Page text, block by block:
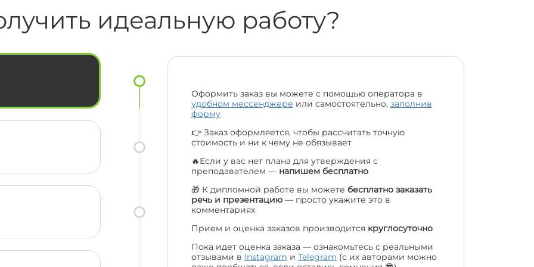
величезна подяка. Ціни порівняно з
іншими взагалі топ. Рекомендую вас
і сама буду звертатися ще. Велике
дякую усій вашій команді 😍🔥
идеальную работу?
Оформить заказ вы можете с помощью оператора в
удобном мессенджере или самостоятельно, заполнив
форму
👉 Заказ оформляется, чтобы рассчитать точную
стоимость и ни к чему не обязывает
🔥Если у вас нет плана для утверждения с
преподавателем — напишем бесплатно
🎁 К дипломной работе вы можете бесплатно заказать
речь и презентацию— просто укажите это в
комментариях
Прием и оценка заказов производится круглосуточно
Пока идет оценка заказа — ознакомьтесь с реальными
отзывами в Instagram и Telegram (с их авторами можно